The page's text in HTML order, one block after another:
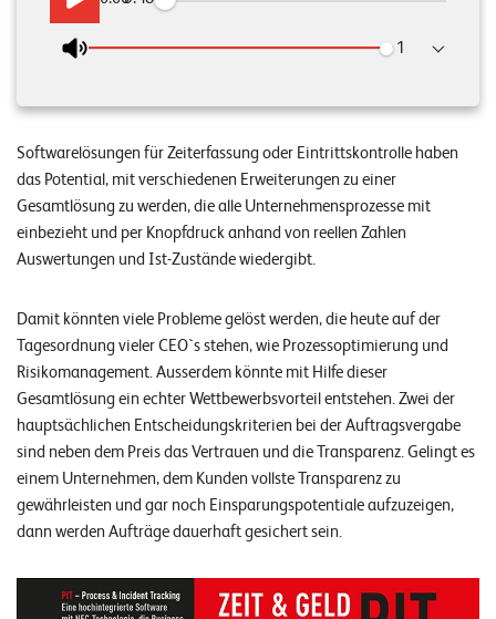
z
n
U
n
t
e
n
e
h
m
e
n
a
Softwarelösungen für Zeiterfassung oder Eintrittskontrolle haben
das Potential, mit verschiedenen Erweiterungen zu einer
Gesamtlösung zu werden, die alle Unternehmensprozesse mit
einbezieht und per Knopfdruck anhand von reellen Zahlen
Auswertungen und Ist-Zustände wiedergibt.
Damit könnten viele Probleme gelöst werden, die heute auf der
Tagesordnung vieler CEO`s stehen, wie Prozessoptimierung und
Risikomanagement. Ausserdem könnte mit Hilfe dieser
Gesamtlösung ein echter Wettbewerbsvorteil entstehen. Zwei der
hauptsächlichen Entscheidungskriterien bei der Auftragsvergabe
sind neben dem Preis das Vertrauen und die Transparenz. Gelingt es
einem Unternehmen, dem Kunden vollste Transparenz zu
gewährleisten und gar noch Einsparungspotentiale aufzuzeigen,
dann werden Aufträge dauerhaft gesichert sein.